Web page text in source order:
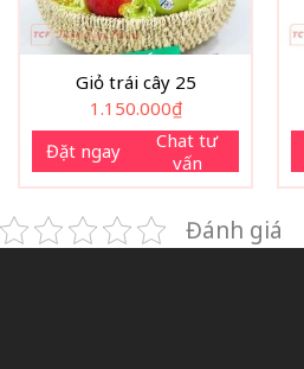
Giỏ trái cây 25
1.150.000₫
Đặt ngay
Chat tư
vấn
Đánh giá